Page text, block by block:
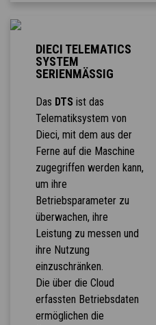
DIECI TELEMATICS
SYSTEM
SERIENMÄSSIG
Das DTS ist das
Telematiksystem von
Dieci, mit dem aus der
Ferne auf die Maschine
zugegriffen werden kann,
um ihre
Betriebsparameter zu
überwachen, ihre
Leistung zu messen und
ihre Nutzung
einzuschränken.
Die über die Cloud
erfassten Betriebsdaten
ermöglichen die